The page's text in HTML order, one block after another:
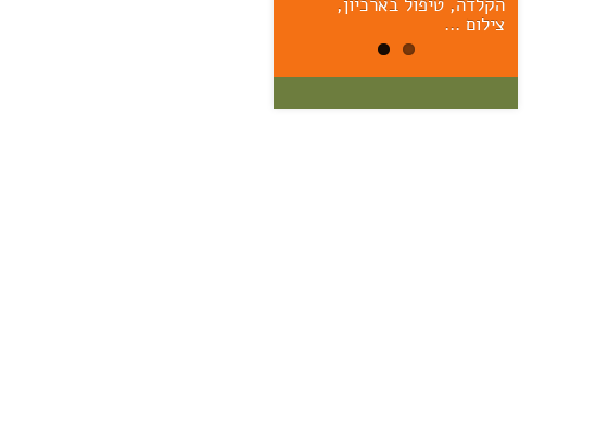
17/7, 11:00 אוצר: מרק יודל
צילום …